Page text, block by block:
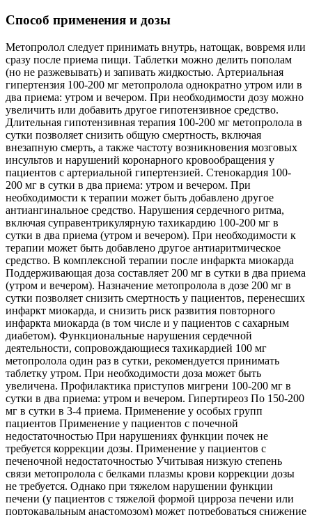
Способ применения и дозы
Метопролол следует принимать внутрь, натощак, вовремя или
сразу после приема пищи. Таблетки можно делить пополам
(но не разжевывать) и запивать жидкостью. Артериальная
гипертензия 100-200 мг метопролола однократно утром или в
два приема: утром и вечером. При необходимости дозу можно
увеличить или добавить другое гипотензивное средство.
Длительная гипотензивная терапия 100-200 мг метопролола в
сутки позволяет снизить общую смертность, включая
внезапную смерть, а также частоту возникновения мозговых
инсультов и нарушений коронарного кровообращения у
пациентов с артериальной гипертензией. Стенокардия 100-
200 мг в сутки в два приема: утром и вечером. При
необходимости к терапии может быть добавлено другое
антиангинальное средство. Нарушения сердечного ритма,
включая суправентрикулярную тахикардию 100-200 мг в
сутки в два приема (утром и вечером). При необходимости к
терапии может быть добавлено другое антиаритмическое
средство. В комплексной терапии после инфаркта миокарда
Поддерживающая доза составляет 200 мг в сутки в два приема
(утром и вечером). Назначение метопролола в дозе 200 мг в
сутки позволяет снизить смертность у пациентов, перенесших
инфаркт миокарда, и снизить риск развития повторного
инфаркта миокарда (в том числе и у пациентов с сахарным
диабетом). Функциональные нарушения сердечной
деятельности, сопровождающиеся тахикардией 100 мг
метопролола один раз в сутки, рекомендуется принимать
таблетку утром. При необходимости доза может быть
увеличена. Профилактика приступов мигрени 100-200 мг в
сутки в два приема: утром и вечером. Гипертиреоз По 150-200
мг в сутки в 3-4 приема. Применение у особых групп
пациентов Применение у пациентов с почечной
недостаточностью При нарушениях функции почек не
требуется коррекции дозы. Применение у пациентов с
печеночной недостаточностью Учитывая низкую степень
связи метопролола с белками плазмы крови коррекции дозы
не требуется. Однако при тяжелом нарушении функции
печени (у пациентов с тяжелой формой цирроза печени или
портокавальным анастомозом) может потребоваться снижение